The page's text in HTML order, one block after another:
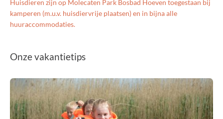
Huisdieren zijn op Molecaten Park Bosbad Hoeven toegestaan bij
kamperen (m.u.v. huisdiervrije plaatsen) en in bijna alle
huuraccommodaties.
Onze vakantietips